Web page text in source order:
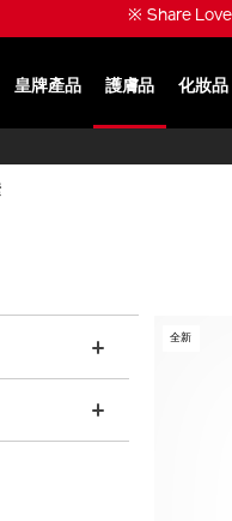
※ Share
皇牌產品 護膚品 化妝品
全新